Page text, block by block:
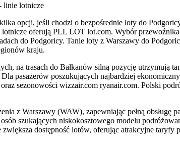
linie lotnicze
opcji, jeśli chodzi o bezpośrednie loty do
oferują PLL LOT lot.com. Wybór
do Podgoricy. Tanie loty z Warszawy do
kraju.
na trasach do Bałkanów silną pozycję utrzymują
pasażerów poszukujących najbardziej
sezonowości wizzair.com ryanair.com. Polski
z Warszawy (WAW), zapewniając pełną
szukających niskokosztowego modelu
dostępność lotów, oferując atrakcyjne taryfy